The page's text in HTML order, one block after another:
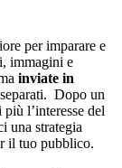
per imparare e
immagini e
inviate in
Dopo un
l’interesse del
una strategia
il tuo pubblico.